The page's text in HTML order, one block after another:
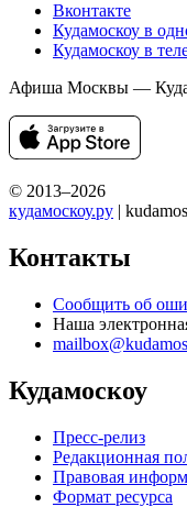
Вконтакте
Кудамоскоу в
Кудамоскоу в
Афиша Москвы — Куда
© 2013–2026
кудамоскоу.ру |
Контакты
Сообщить об
Наша
Кудамоскоу
Пресс-релиз
Редакционная
Правовая
Формат ресурса